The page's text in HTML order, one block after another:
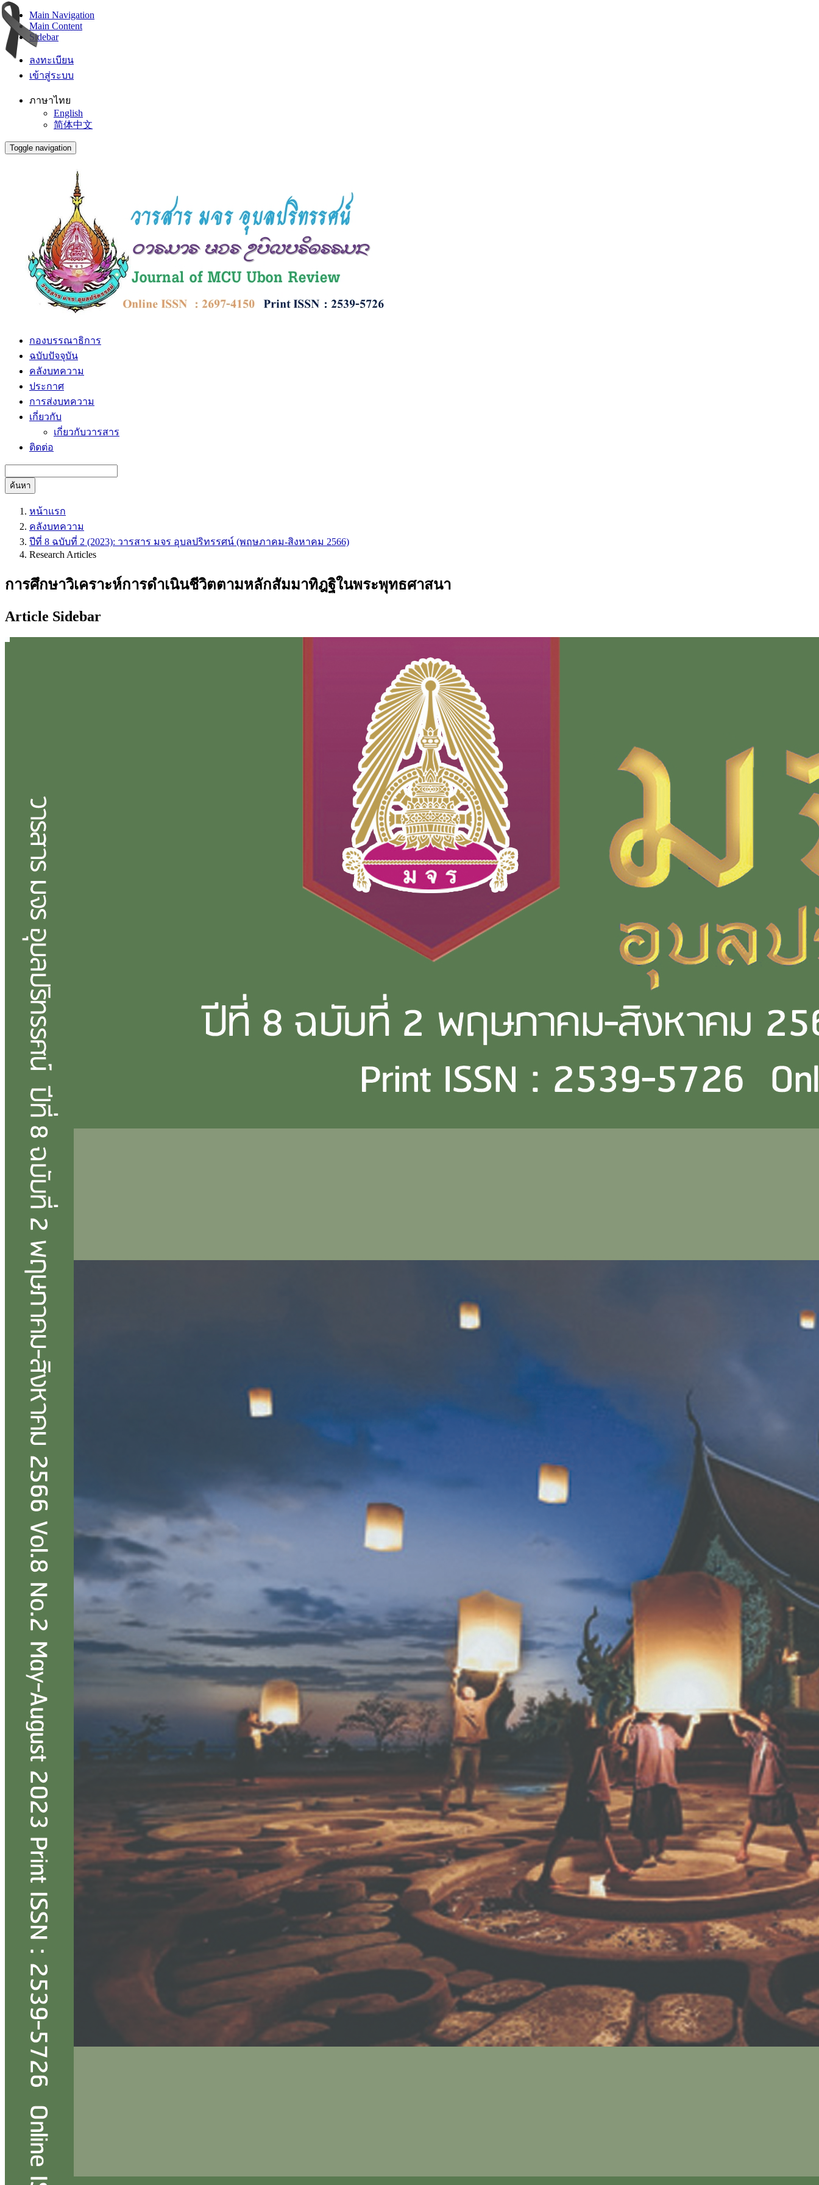
Main Navigation
Main Content
Sidebar
ลงทะเบียน
เข้าสู่ระบบ
ภาษาไทย
English
简体中文
Toggle navigation
กองบรรณาธิการ
ฉบับปัจจุบัน
คลังบทความ
ประกาศ
การส่งบทความ
เกี่ยวกับ
เกี่ยวกับวารสาร
ติดต่อ
ค้นหา
หน้าแรก
คลังบทความ
ปีที่ 8 ฉบับที่ 2 (2023): วารสาร มจร อุบลปริทรรศน์ (พฤษภาคม-สิงหาคม 2566)
Research Articles
การศึกษาวิเคราะห์การดำเนินชีวิตตามหลักสัมมาทิฎฐิในพระพุทธศาสนา
Article Sidebar